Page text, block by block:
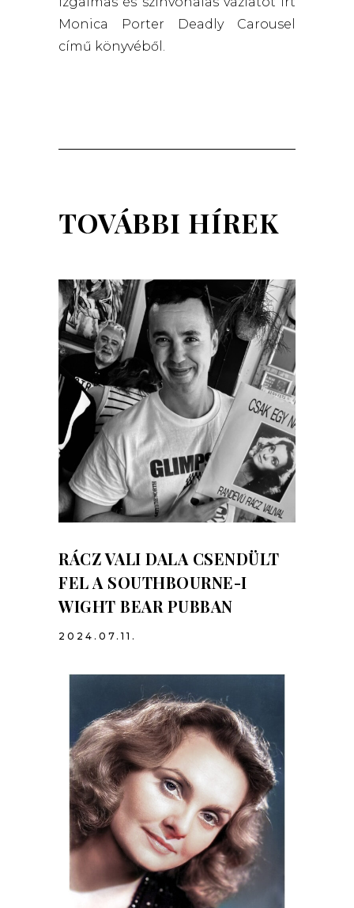
Monica Porter Deadly Carousel
című könyvéből.
TOVÁBBI HÍREK
RÁCZ VALI DALA CSENDÜLT
FEL A SOUTHBOURNE-I
WIGHT BEAR PUBBAN
2024.07.11.